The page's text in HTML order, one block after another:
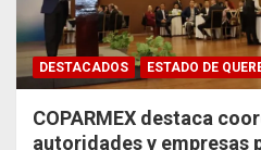
DESTACADOS ESTADO DE
COPARMEX destaca
autoridades y empresas